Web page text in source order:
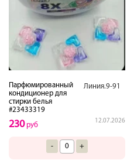
Парфюмированный
кондиционер для
стирки белья
#23433319
Линия.9-91
12.07.2026
230руб
- +